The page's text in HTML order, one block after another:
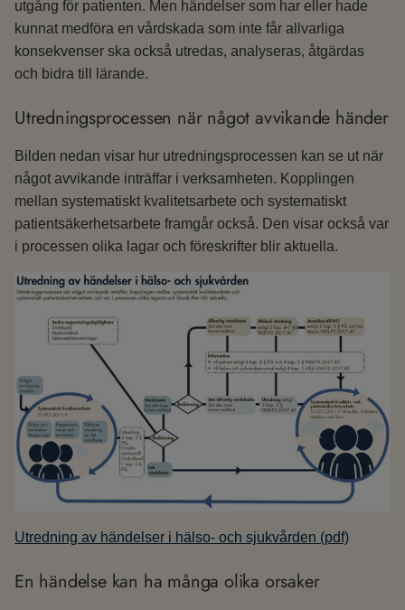
utgång för patienten. Men händelser som har eller hade
kunnat medföra en vårdskada som inte får allvarliga
konsekvenser ska också utredas, analyseras, åtgärdas
och bidra till lärande.
Utredningsprocessen när något avvikande händer
Bilden nedan visar hur utredningsprocessen kan se ut när
något avvikande inträffar i verksamheten. Kopplingen
mellan systematiskt kvalitetsarbete och systematiskt
patientsäkerhetsarbete framgår också. Den visar också var
i processen olika lagar och föreskrifter blir aktuella.
Utredning av händelser i hälso- och sjukvården (pdf)
En händelse kan ha många olika orsaker